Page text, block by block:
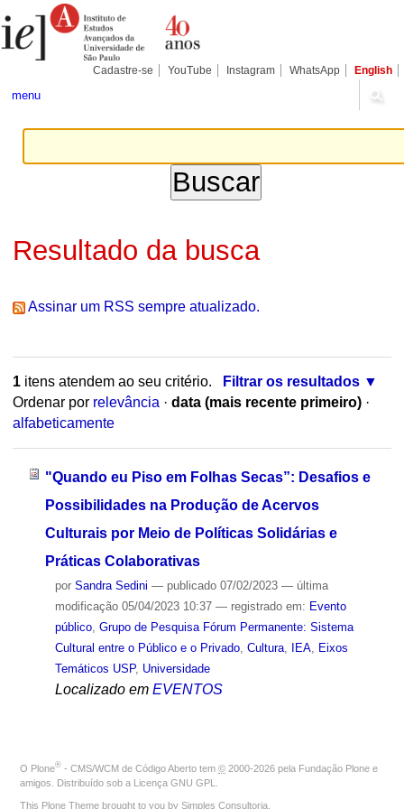
para
conteúdo.
Pessoais
Cadastre-se YouTube Instagram WhatsApp English
menu
Resultado da busca
Assinar um RSS sempre atualizado.
1itens atendem ao seu critério.
Filtrar os resultados
Ordenar por relevância · data (mais recente primeiro) ·
alfabeticamente
"Quando eu Piso em Folhas Secas”: Desafios e
Possibilidades na Produção de Acervos
Culturais por Meio de Políticas Solidárias e
Práticas Colaborativas
por Sandra Sedini — publicado07/02/2023 — última
modificação05/04/2023 10:37 — registrado em: Evento
público, Grupo de Pesquisa Fórum Permanente: Sistema
Cultural entre o Público e o Privado, Cultura, IEA,
Eixos
Temáticos USP, Universidade
Localizado em EVENTOS
O Plone® - CMS/WCM de Código Aberto tem © 2000-2026 pela Fundação Plone e
amigos. Distribuído sob a Licença GNU GPL
This Plone Theme brought to you by Simples Consultoria